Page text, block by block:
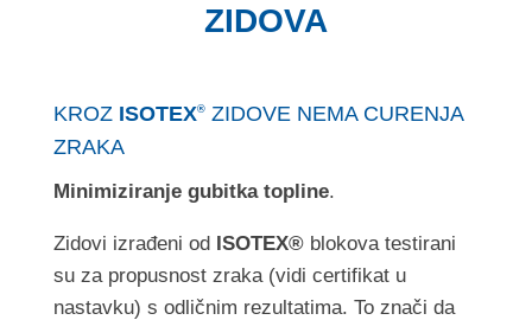
ZIDOVA
KROZ ISOTEX®ZIDOVE NEMA CURENJA
ZRAKA
Minimiziranje gubitka topline.
Zidovi izrađeni od ISOTEX®blokova testirani
su za propusnost zraka (vidi certifikat u
nastavku) s odličnim rezultatima. To znači da